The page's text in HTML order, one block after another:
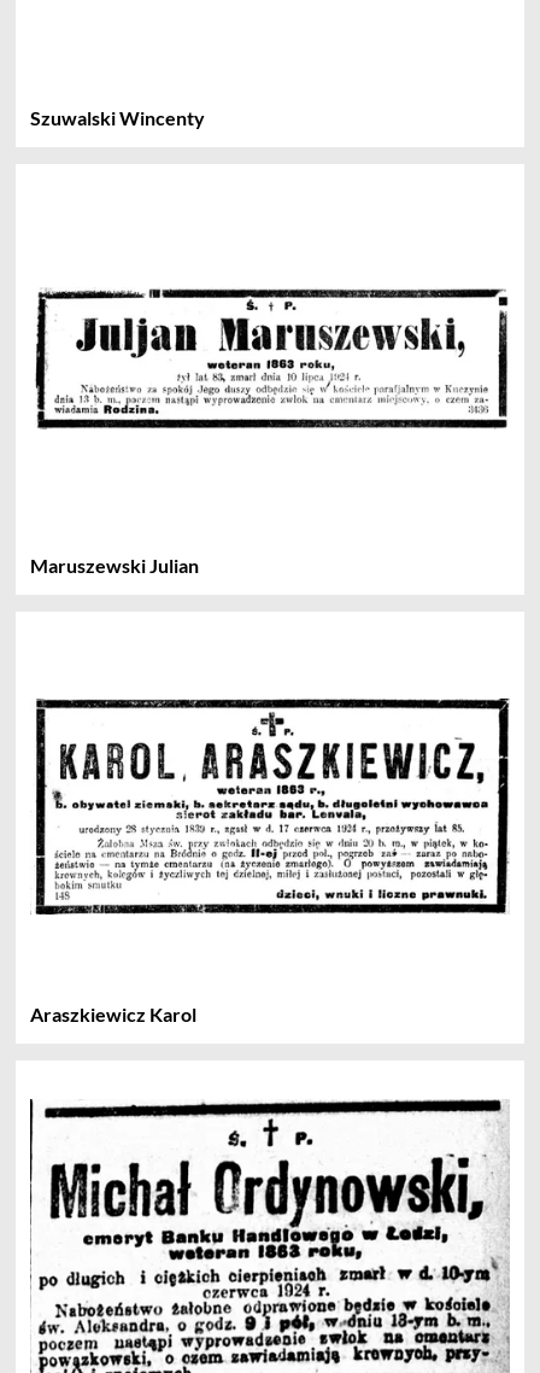
Szuwalski Wincenty
Maruszewski Julian
Araszkiewicz Karol